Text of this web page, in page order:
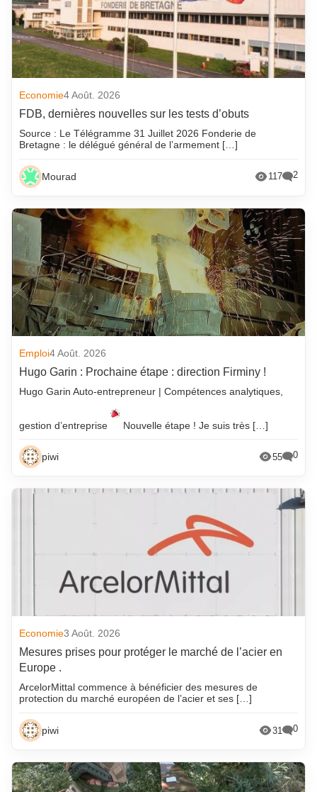
Economie4 Août. 2026
FDB, dernières nouvelles sur les tests d’obuts
Source : Le Télégramme 31 Juillet 2026 Fonderie de
Bretagne : le délégué général de l’armement […]
Mourad 117 2
Emploi4 Août. 2026
Hugo Garin : Prochaine étape : direction Firminy !
Hugo Garin Auto-entrepreneur | Compétences analytiques,
gestion d’entreprise Nouvelle étape ! Je suis très […]
piwi 55 0
Economie3 Août. 2026
Mesures prises pour protéger le marché de l’acier en
Europe .
ArcelorMittal commence à bénéficier des mesures de
protection du marché européen de l’acier et ses […]
piwi 31 0